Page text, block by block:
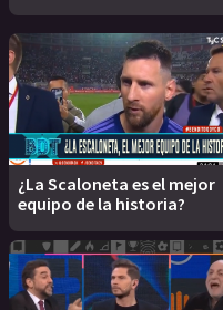
¿La Scaloneta es el mejor
equipo de la historia?